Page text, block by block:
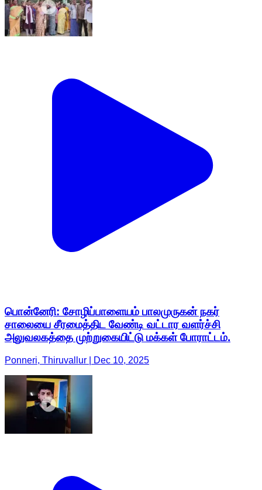
பொன்னேரி: சோழிப்பாளையம் பாலமுருகன் நகர்
சாலையை சீரமைத்திட வேண்டி வட்டார வளர்ச்சி
அலுவலகத்தை முற்றுகையிட்டு மக்கள் போராட்டம்.
Ponneri, Thiruvallur | Dec 10, 2025